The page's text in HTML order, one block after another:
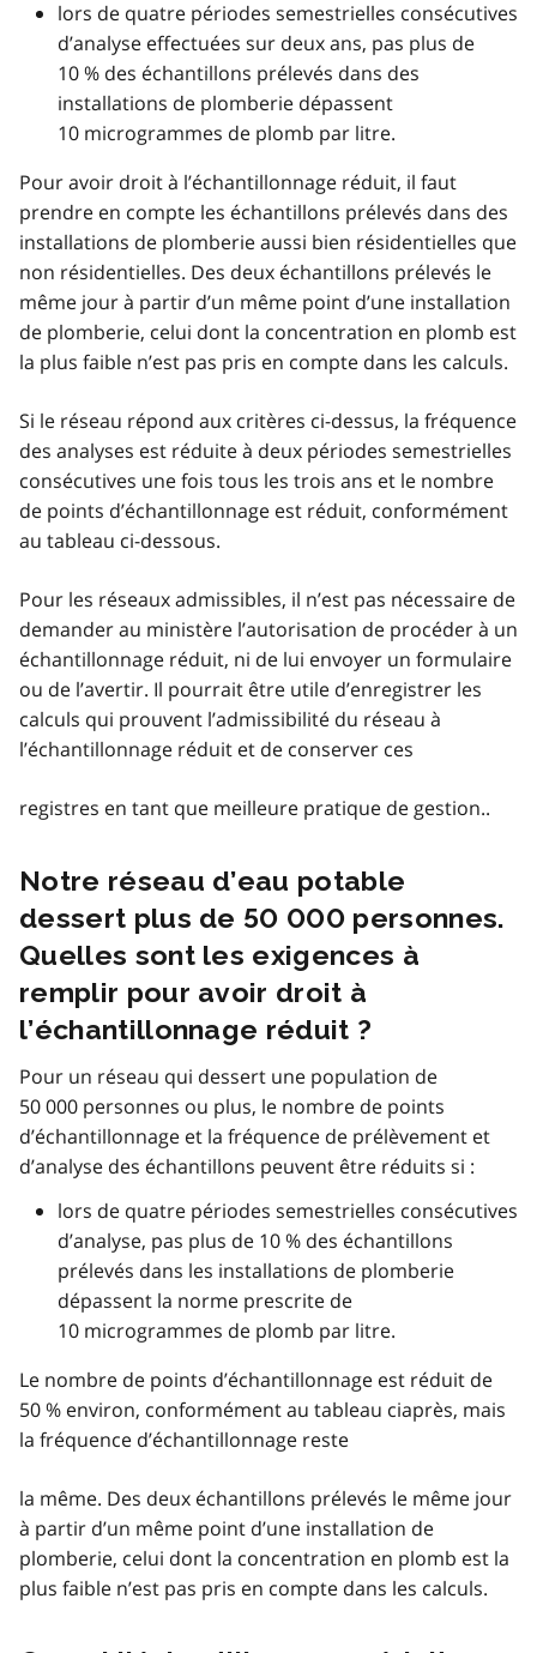
lors de quatre périodes semestrielles consécutives
d’analyse effectuées sur deux ans, pas plus de
10 % des échantillons prélevés dans des
installations de plomberie dépassent
10 microgrammes de plomb par litre.
Pour avoir droit à l’échantillonnage réduit, il faut
prendre en compte les échantillons prélevés dans des
installations de plomberie aussi bien résidentielles que
non résidentielles. Des deux échantillons prélevés le
même jour à partir d’un même point d’une installation
de plomberie, celui dont la concentration en plomb est
la plus faible n’est pas pris en compte dans les calculs.
Si le réseau répond aux critères ci-dessus, la fréquence
des analyses est réduite à deux périodes semestrielles
consécutives une fois tous les trois ans et le nombre
de points d’échantillonnage est réduit, conformément
au tableau ci-dessous.
Pour les réseaux admissibles, il n’est pas nécessaire de
demander au ministère l’autorisation de procéder à un
échantillonnage réduit, ni de lui envoyer un formulaire
ou de l’avertir. Il pourrait être utile d’enregistrer les
calculs qui prouvent l’admissibilité du réseau à
l’échantillonnage réduit et de conserver ces
registres en tant que meilleure pratique de gestion..
Notre réseau d’eau potable
dessert plus de 50 000 personnes.
Quelles sont les exigences à
remplir pour avoir droit à
l’échantillonnage réduit ?
Pour un réseau qui dessert une population de
50 000 personnes ou plus, le nombre de points
d’échantillonnage et la fréquence de prélèvement et
d’analyse des échantillons peuvent être réduits si :
lors de quatre périodes semestrielles consécutives
d’analyse, pas plus de 10 % des échantillons
prélevés dans les installations de plomberie
dépassent la norme prescrite de
10 microgrammes de plomb par litre.
Le nombre de points d’échantillonnage est réduit de
50 % environ, conformément au tableau ciaprès, mais
la fréquence d’échantillonnage reste
la même. Des deux échantillons prélevés le même jour
à partir d’un même point d’une installation de
plomberie, celui dont la concentration en plomb est la
plus faible n’est pas pris en compte dans les calculs.